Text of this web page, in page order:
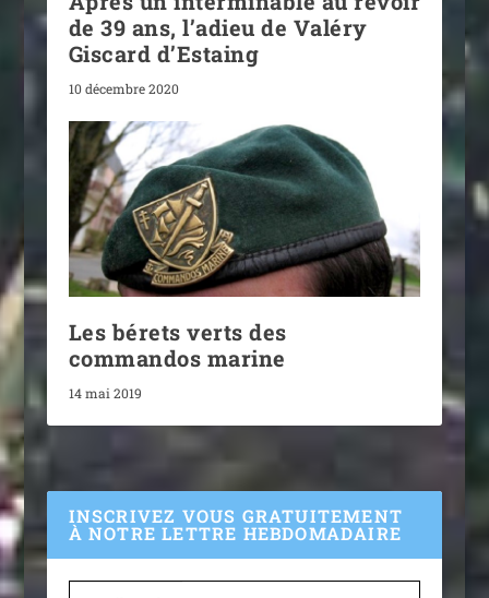
de 39 ans, l’adieu de Valéry
Giscard d’Estaing
10 décembre 2020
Les bérets verts des
commandos marine
14 mai 2019
INSCRIVEZ VOUS GRATUITEMENT
À NOTRE LETTRE HEBDOMADAIRE